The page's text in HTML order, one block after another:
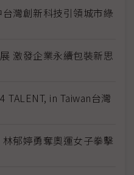
灣創新科技引領城市綠
激發企業永續包裝新思
TALENT, in Taiwan台灣
郁婷勇奪奧運女子拳擊